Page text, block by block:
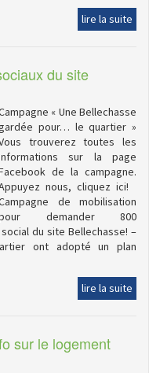
lire la suite
du site
« Une Bellechasse
pour… le quartier »
trouverez toutes les
sur la page
de la campagne.
nous, cliquez ici!
de mobilisation
demander 800
du site Bellechasse! –
ont adopté un plan
lire la suite
sur le logement